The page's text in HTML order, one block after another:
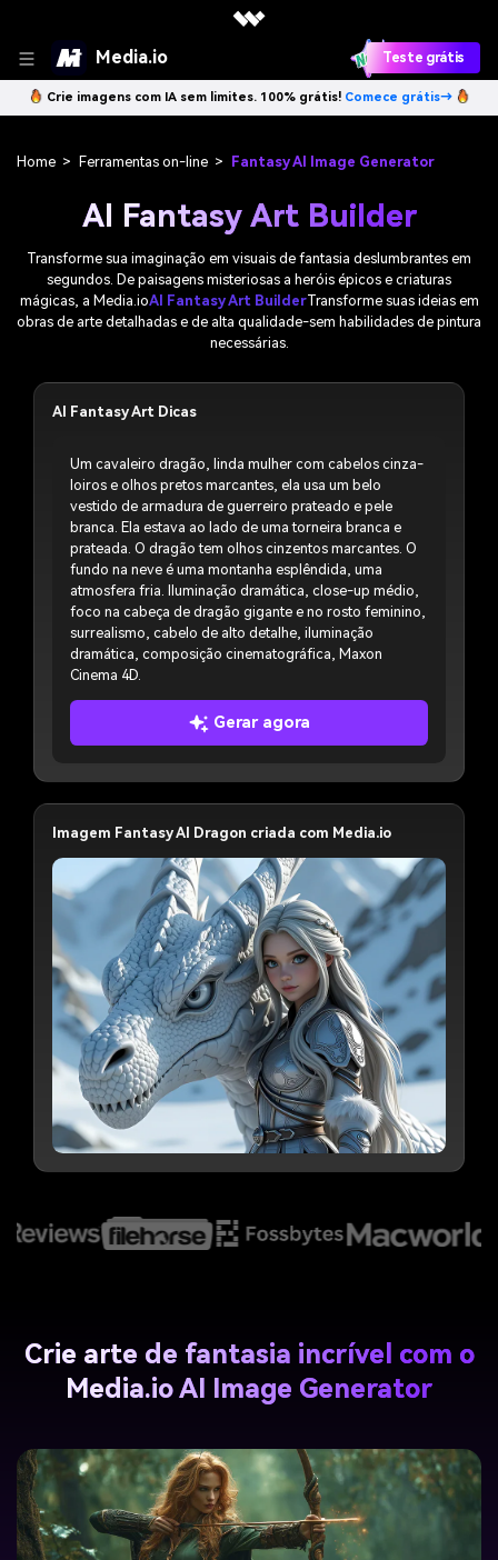
Media.io Teste grátis
Crie imagens com IA sem limites. 100% grátis! Comece grátis→
Home > Ferramentas on-line > Fantasy AI Image Generator
AI Fantasy Art Builder
Transforme sua imaginação em visuais de fantasia deslumbrantes em
segundos. De paisagens misteriosas a heróis épicos e criaturas
mágicas, a Media.ioAI Fantasy Art BuilderTransforme suas ideias em
obras de arte detalhadas e de alta qualidade-sem habilidades de pintura
necessárias.
AI Fantasy Art Dicas
Um cavaleiro dragão, linda mulher com cabelos cinza-
loiros e olhos pretos marcantes, ela usa um belo
vestido de armadura de guerreiro prateado e pele
branca. Ela estava ao lado de uma torneira branca e
prateada. O dragão tem olhos cinzentos marcantes. O
fundo na neve é uma montanha esplêndida, uma
atmosfera fria. Iluminação dramática, close-up médio,
foco na cabeça de dragão gigante e no rosto feminino,
surrealismo, cabelo de alto detalhe, iluminação
dramática, composição cinematográfica, Maxon
Cinema 4D.
Gerar agora
Imagem Fantasy AI Dragon criada com Media.io
Crie arte de fantasia incrível com o
Media.io AI Image Generator